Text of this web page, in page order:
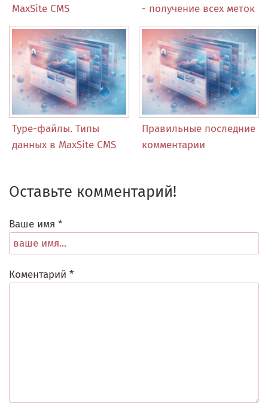
MaxSite CMS
- получение всех меток
Type-файлы. Типы
данных в MaxSite CMS
Правильные последние
комментарии
Оставьте комментарий!
Ваше имя *
Коментарий *